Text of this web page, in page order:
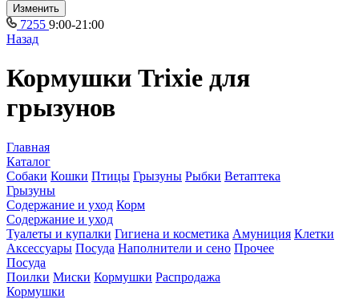
Изменить
7255 9:00-21:00
Назад
Кормушки Trixie для
грызунов
Главная
Каталог
Собаки Кошки Птицы Грызуны Рыбки Ветаптека
Грызуны
Содержание и уход Корм
Содержание и уход
Туалеты и купалки Гигиена и косметика Амуниция Клетки
Аксессуары Посуда Наполнители и сено Прочее
Посуда
Поилки Миски Кормушки Распродажа
Кормушки